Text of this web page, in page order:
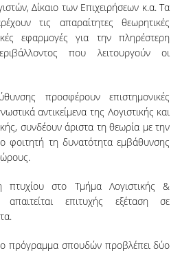
ΒΟΗΘΕΙΑ
ΔΙΑΘΕΣΗ MICROSOFT WINDOWS -
ΠΟΙΟΤΗΤΑΣ
Δίκαιο των Επιχειρήσεων κ.α. Τα
τις απαραίτητες θεωρητικές
εφαρμογές για την πληρέστερη
που λειτουργούν οι
προσφέρουν επιστημονικές
αντικείμενα της Λογιστικής και
συνδέουν άριστα τη θεωρία με την
φοιτητή τη δυνατότητα εμβάθυνσης
πτυχίου στο Τμήμα Λογιστικής &
απαιτείται επιτυχής εξέταση σε
πρόγραμμα σπουδών προβλέπει δύο